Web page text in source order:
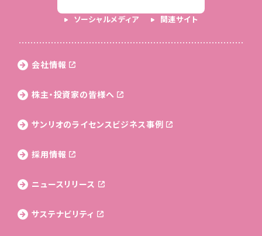
ソーシャルメディア 関連サイト
会社情報
株主・投資家の皆様へ
サンリオのライセンスビジネス事例
採用情報
ニュースリリース
サステナビリティ